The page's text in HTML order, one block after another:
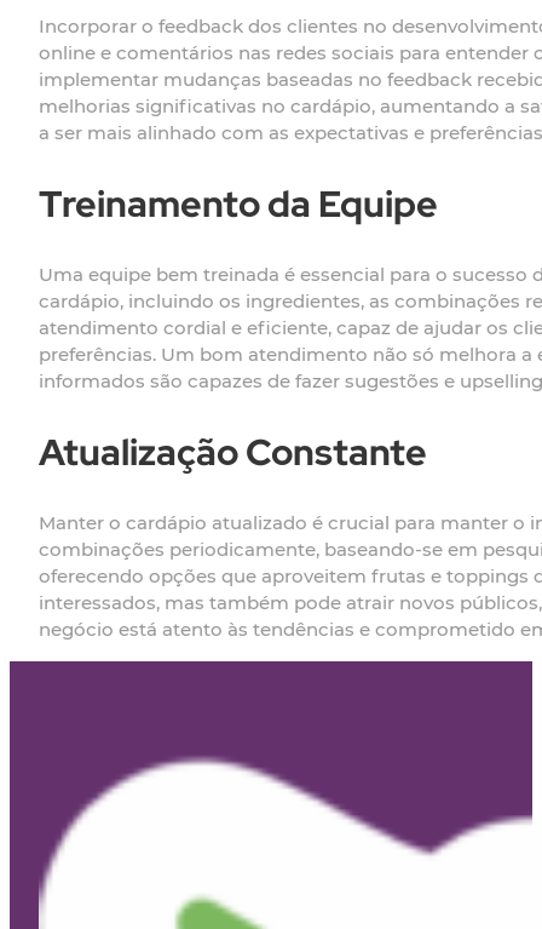
Incorporar o feedback dos clientes no
online e comentários nas redes sociais para
implementar mudanças baseadas no feedback
melhorias significativas no cardápio, aumentando a
a ser mais alinhado com as expectativas e
Treinamento da Equipe
Uma equipe bem treinada é essencial para o
cardápio, incluindo os ingredientes, as combinações
atendimento cordial e eficiente, capaz de ajudar os
preferências. Um bom atendimento não só melhora
informados são capazes de fazer sugestões e
Atualização Constante
Manter o cardápio atualizado é crucial para manter o
combinações periodicamente, baseando-se em
oferecendo opções que aproveitem frutas e toppings
interessados, mas também pode atrair novos
negócio está atento às tendências e comprometido